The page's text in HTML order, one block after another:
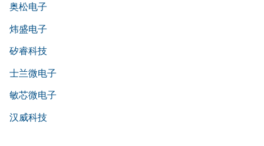
奥松电子
炜盛电子
矽睿科技
士兰微电子
敏芯微电子
汉威科技